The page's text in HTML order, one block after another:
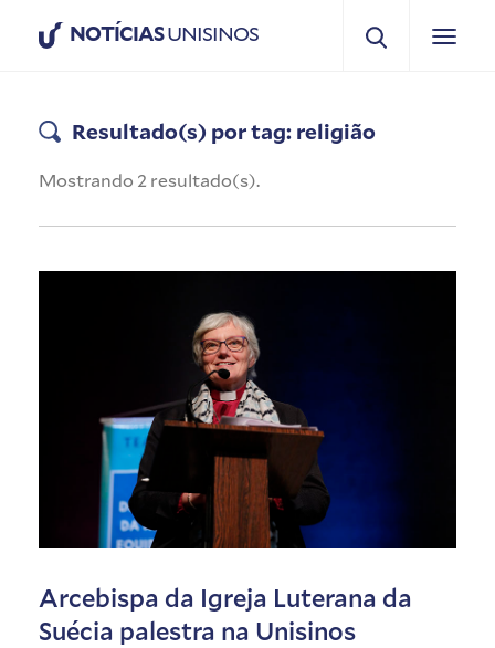
NOTÍCIASUNISINOS
Resultado(s) por tag: religião
Mostrando 2 resultado(s).
Arcebispa da Igreja Luterana da
Suécia palestra na Unisinos